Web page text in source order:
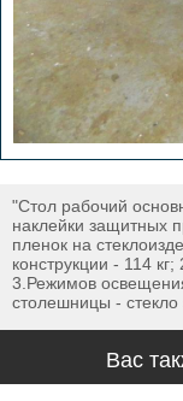
"Стол рабочий
наклейки защитных
пленок на
конструкции - 114
3.Режимов
столешницы - стекло
Вас